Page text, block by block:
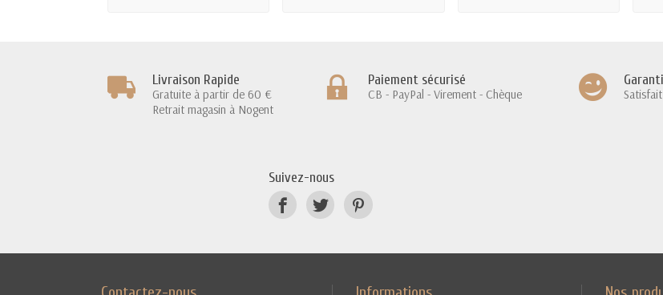
Livraison Rapide
Gratuite à partir de 60 €
Retrait magasin à Nogent
Paiement sécurisé
CB - PayPal - Virement - Chèque
Suivez-nous